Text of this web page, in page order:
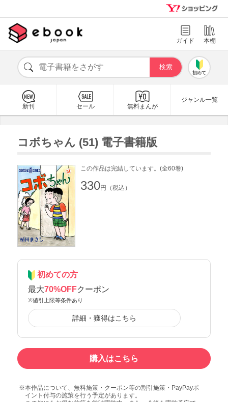
ガイド 本棚
初めて
新刊 セール 無料まんが
ジャンル一覧
コボちゃん (51) 電子書籍版
この作品は完結しています。(全60巻)
330円（税込）
初めての方
最大70%OFFクーポン
※値引上限等条件あり
詳細・獲得はこちら
購入はこちら
本作品について、無料施策・クーポン等の割引施策・PayPayポ
イント付与の施策を行う予定があります。